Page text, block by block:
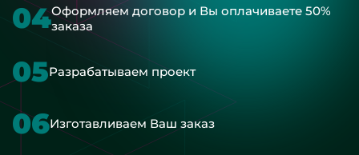
04Оформляем договор и Вы оплачиваете 50%
заказа
05Разрабатываем проект
06Изготавливаем Ваш заказ